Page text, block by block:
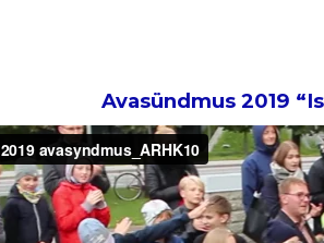
Avasündmus 2019